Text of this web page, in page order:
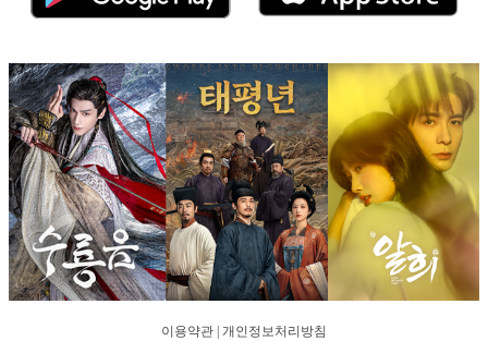
이용약관 개인정보처리방침